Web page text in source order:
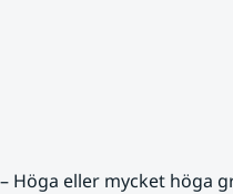
Höga eller mycket höga